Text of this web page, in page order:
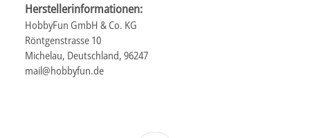
Herstellerinformationen:
HobbyFun GmbH & Co. KG
Röntgenstrasse 10
Michelau, Deutschland, 96247
mail@hobbyfun.de